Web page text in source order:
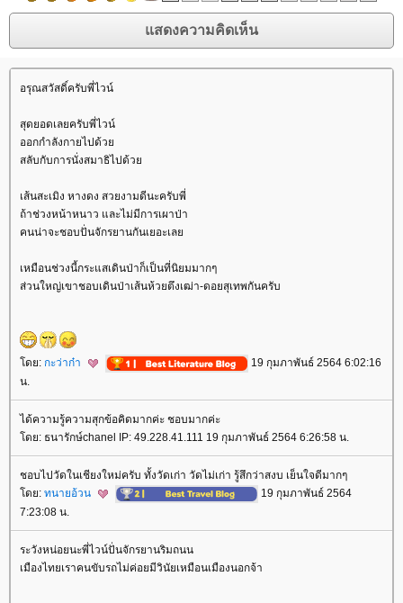
อรุณสวัสดิ์ครับพี่ไวน์
สุดยอดเลยครับพี่ไวน์
ออกกำลังกายไปด้ว
สลับกับการนั่งสมาธิไปด้ว
เส้นสะเมิง หางดง สวยงามดีนะครับพี่
ถ้าช่วงหน้าหนาว และไม่มีการเผาป่า
คนน่าจะชอบปั่นจักรยานกันเยอะเล
เหมือนช่วงนี้กระแสเดินป่าก็เป็นที่นิยมมากๆ
ส่วนใหญ่เขาชอบเดินป่าเส้นห้วยตึงเฒ่า-ดอยสุเทพกันครับ
ดย: กะว่าก๋า
19 กุมภาพันธ์ 2564 6:02:16
น.
ได้ความรู้ความสุกข้อคิดมากค่ะ ชอบมากค่ะ
ดย: ธนารักษ์chanel IP: 49.228.41.111 19 กุมภาพันธ์ 2564 6:26:58 น.
ชอบไปวัดในเชียงใหม่ครับ ทั้งวัดเก่า วัดไม่เก่า รู้สึกว่าสงบ เย็นใจดีมากๆ
ดย: ทนายอ้วน
19 กุมภาพันธ์ 2564
7:23:08 น.
ระวังหน่อยนะพี่ไวน์ปั่นจักรยานริมถนน
เมืองไทยเราคนขับรถไม่ค่อยมีวินัยเหมือนเมืองนอกจ้า